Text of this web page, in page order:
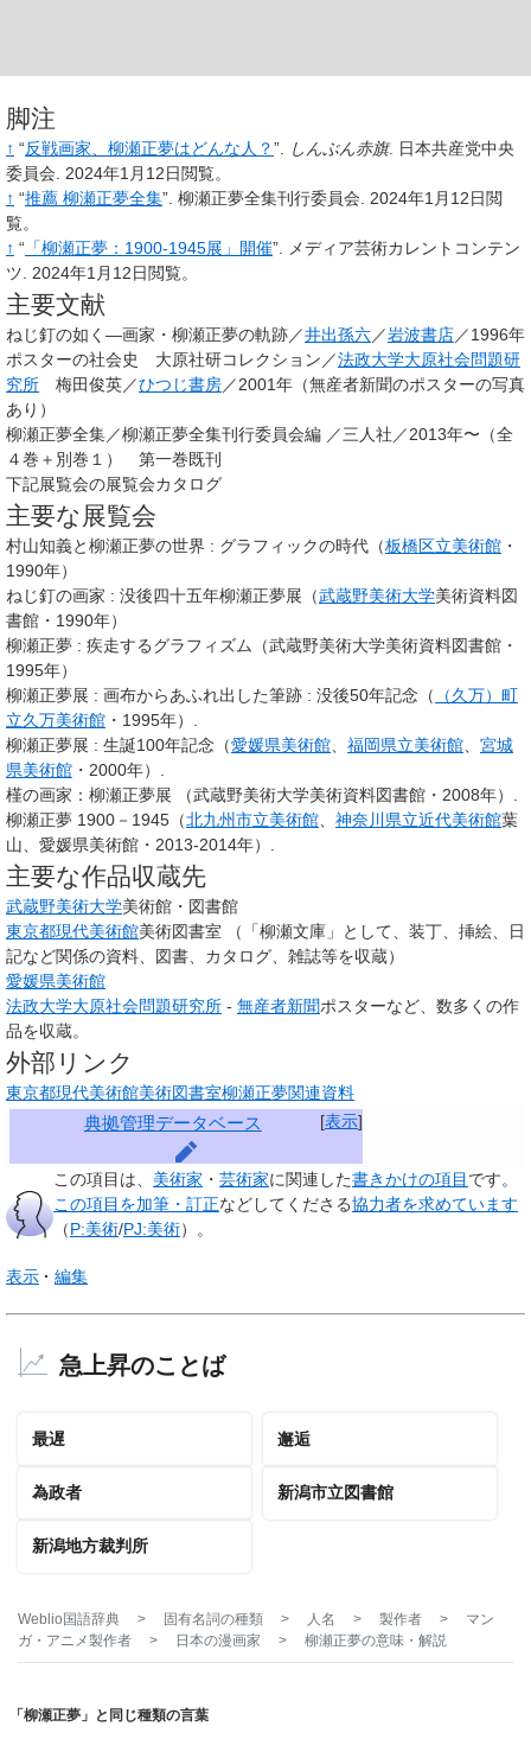
脚注
↑ “反戦画家、柳瀬正夢はどんな人？”. しんぶん赤旗. 日本共産党中央
委員会. 2024年1月12日閲覧。
↑ “推薦 柳瀬正夢全集”. 柳瀬正夢全集刊行委員会. 2024年1月12日閲
覧。
↑ “ 「柳瀬正夢：1900-1945展」開催”. メディア芸術カレントコンテン
ツ. 2024年1月12日閲覧。
主要文献
ねじ釘の如く―画家・柳瀬正夢の軌跡／井出孫六／岩波書店／1996年
ポスターの社会史 大原社研コレクション／法政大学大原社会問題研
究所 梅田俊英／ひつじ書房／2001年（無産者新聞のポスターの写真
あり）
柳瀬正夢全集／柳瀬正夢全集刊行委員会編 ／三人社／2013年〜（全
４巻＋別巻１） 第一巻既刊
下記展覧会の展覧会カタログ
主要な展覧会
村山知義と柳瀬正夢の世界 : グラフィックの時代（板橋区立美術館 ・
1990年）
ねじ釘の画家 : 没後四十五年柳瀬正夢展（武蔵野美術大学美術資料図
書館・1990年）
柳瀬正夢 : 疾走するグラフィズム（武蔵野美術大学美術資料図書館・
1995年）
柳瀬正夢展 : 画布からあふれ出した筆跡 : 没後50年記念（
（久万）町
立久万美術館 ・1995年）.
柳瀬正夢展 : 生誕100年記念（愛媛県美術館、 福岡県立美術館、 宮城
県美術館 ・2000年）.
槿の画家：柳瀬正夢展 （武蔵野美術大学美術資料図書館・2008年）.
柳瀬正夢 1900－1945（北九州市立美術館、 神奈川県立近代美術館葉
山、愛媛県美術館・2013-2014年）.
主要な作品収蔵先
武蔵野美術大学美術館・図書館
東京都現代美術館美術図書室 （「柳瀬文庫」として、装丁、挿絵、日
記など関係の資料、図書、カタログ、雑誌等を収蔵）
愛媛県美術館
法政大学大原社会問題研究所 - 無産者新聞ポスターなど、数多くの作
品を収蔵。
外部リンク
東京都現代美術館美術図書室柳瀬正夢関連資料
[表示]
典拠管理データベース
この項目は、 美術家 ・ 芸術家に関連した書きかけの項目 です。
この項目を加筆・訂正などしてくださる協力者を求めています
（P:美術/PJ:美術）。
表示 編集
急上昇のことば
最遅 邂逅
為政者 新潟市立図書館
新潟地方裁判所
Weblio国語辞典 > 固有名詞の種類 > 人名 > 製作者 >
マン
ガ・アニメ製作者
> 日本の漫画家 > 柳瀬正夢の意味・解説
「柳瀬正夢」と同じ種類の言葉